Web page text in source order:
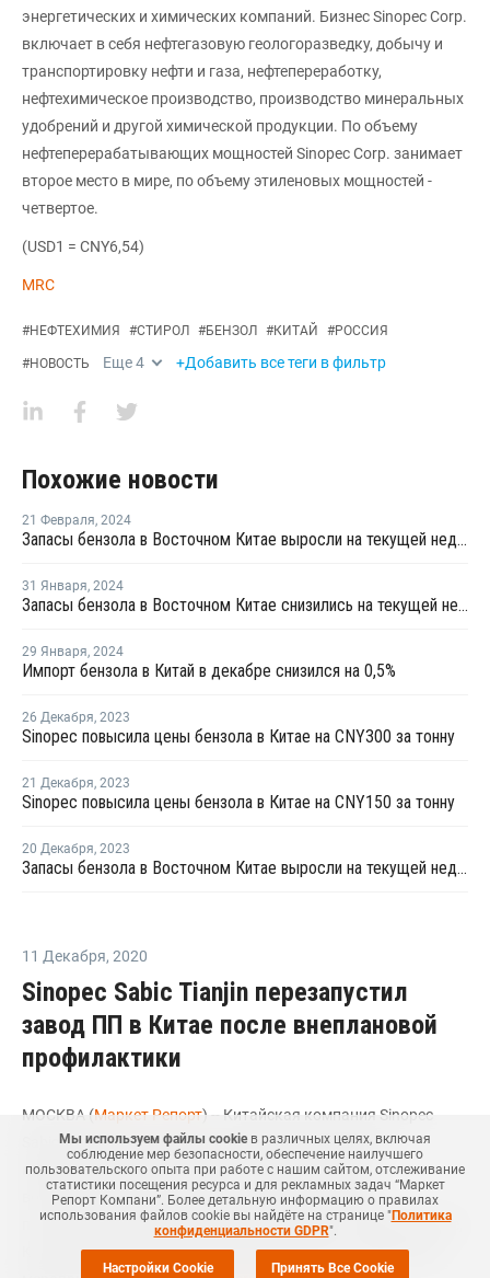
энергетических и химических компаний. Бизнес Sinopec Corp.
включает в себя нефтегазовую геологоразведку, добычу и
транспортировку нефти и газа, нефтепереработку,
нефтехимическое производство, производство минеральных
удобрений и другой химической продукции. По объему
нефтеперерабатывающих мощностей Sinopec Corp. занимает
второе место в мире, по объему этиленовых мощностей -
четвертое.
(USD1 = CNY6,54)
MRC
#НЕФТЕХИМИЯ #СТИРОЛ #БЕНЗОЛ #КИТАЙ #РОССИЯ
#НОВОСТЬ Еще4 +Добавить все теги в фильтр
Похожие новости
21 Февраля, 2024
Запасы бензола в Восточном Китае выросли на текущей неделе
31 Января, 2024
Запасы бензола в Восточном Китае снизились на текущей неделе
29 Января, 2024
Импорт бензола в Китай в декабре снизился на 0,5%
26 Декабря, 2023
Sinopec повысила цены бензола в Китае на CNY300 за тонну
21 Декабря, 2023
Sinopec повысила цены бензола в Китае на CNY150 за тонну
20 Декабря, 2023
Запасы бензола в Восточном Китае выросли на текущей неделе
11 Декабря, 2020
Sinopec Sabic Tianjin перезапустил
завод ПП в Китае после внеплановой
профилактики
МОСКВА (Маркет Репорт) -- Китайская компания Sinopec
Sabic Tianjin Petrochemical, крупный производитель
нефтехимической продукции в стране, 6 декабря
возобновила производство на заводе по выпуску
полипропилена (ПП) в провинции Тяньцзинь (Tianjin province,
Китай) после проведения незапланированных ремонтных
Мы используем файлы cookieв различных целях, включая
соблюдение мер безопасности, обеспечение наилучшего
пользовательского опыта при работе с нашим сайтом, отслеживание
статистики посещения ресурса и для рекламных задач “Маркет
Репорт Компани”. Более детальную информацию о правилах
использования файлов cookie вы найдёте на странице "Политика
конфиденциальности GDPR".
Настройки Cookie Принять Все Cookie